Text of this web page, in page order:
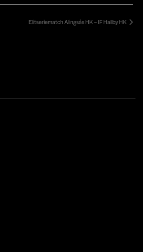
Elitseriematch Alingsås HK – IF Hallby HK